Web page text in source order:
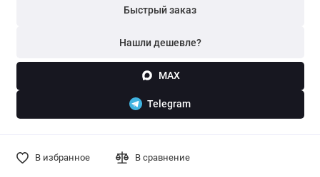
Быстрый заказ
Нашли дешевле?
MAX
Telegram
В избранное В сравнение